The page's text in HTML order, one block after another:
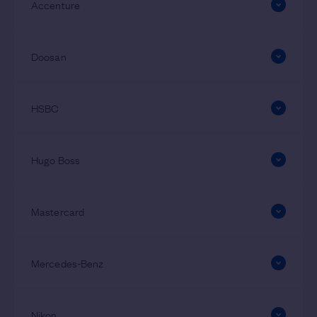
Accenture change
Doosan change
HSBC change
Hugo Boss change
Mastercard change
Mercedes-Benz change